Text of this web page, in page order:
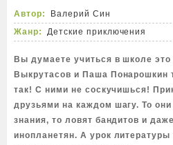
Автор:
Валерий Син
Жанр:
Детские приключения
Вы думаете учиться в школе это
Выкрутасов и Паша Понарошкин
так! С ними не соскучишься!
друзьями на каждом шагу. То
знания, то ловят бандитов и
инопланетян. А урок